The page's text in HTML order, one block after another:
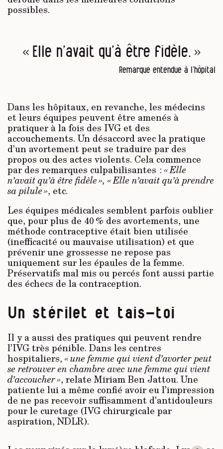
possibles.
« Elle n’avait qu’à être fidèle. »
Remarque entendue à l’hôpital
Dans les hôpitaux, en revanche, les médecins
et leurs équipes peuvent être amenés à
pratiquer à la fois des IVG et des
accouchements. Un désaccord avec la pratique
d’un avortement peut se traduire par des
propos ou des actes violents. Cela commence
par des remarques culpabilisantes : « Elle
n’avait qu’à être fidèle », « Elle n’avait qu’à prendre
sa pilule », etc.
Les équipes médicales semblent parfois oublier
que, pour plus de 40 % des avortements, une
méthode contraceptive était bien utilisée
(inefficacité ou mauvaise utilisation) et que
prévenir une grossesse ne repose pas
uniquement sur les épaules de la femme.
Préservatifs mal mis ou percés font aussi partie
des échecs de la contraception.
Un stérilet et tais-toi
Il y a aussi des pratiques qui peuvent rendre
l’IVG très pénible. Dans les centres
hospitaliers, « une femme qui vient d’avorter peut
se retrouver en chambre avec une femme qui vient
d’accoucher », relate Miriam Ben Jattou. Une
patiente lui a même confié avoir eu l’impression
de ne pas recevoir suffisamment d’antidouleurs
pour le curetage (IVG chirurgicale par
aspiration, NDLR).